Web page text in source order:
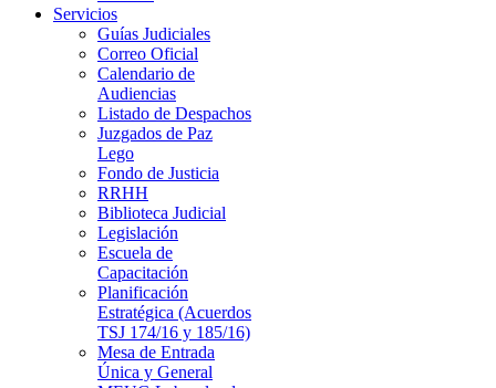
Servicios
Guías Judiciales
Correo Oficial
Calendario de
Audiencias
Listado de Despachos
Juzgados de Paz
Lego
Fondo de Justicia
RRHH
Biblioteca Judicial
Legislación
Escuela de
Capacitación
Planificación
Estratégica (Acuerdos
TSJ 174/16 y 185/16)
Mesa de Entrada
Única y General